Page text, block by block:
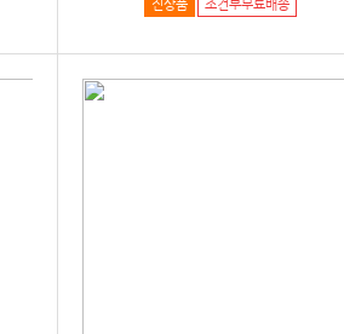
진상품 조건부무료배송